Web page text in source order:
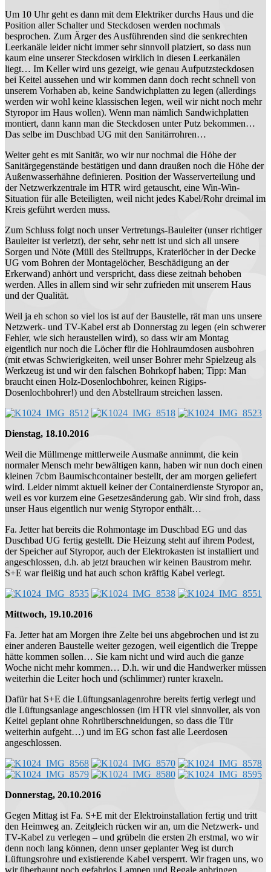
Um 10 Uhr geht es dann mit dem Elektriker durchs Haus und die
Position aller Schalter und Steckdosen werden nochmals
besprochen. Zum Ärger des Ausführenden sind die senkrechten
Leerkanäle leider nicht immer sehr sinnvoll platziert, so dass nun
kaum eine unserer Steckdosen wirklich in diesen Leerkanälen
liegt… Im Keller wird uns gezeigt, wie genau Aufputzsteckdosen
bei Keitel aussehen und wir kommen dann doch recht schnell von
unserem Vorhaben ab, keine Sandwichplatten zu legen (allerdings
werden wir wohl keine klassischen legen, weil wir nicht noch mehr
Styropor im Haus wollen). Wenn man nämlich Sandwichplatten
montiert, dann kann man die Steckdosen unter Putz bekommen…
Das selbe im Duschbad UG mit den Sanitärrohren…
Weiter geht es mit Sanitär, wo wir nur nochmal die Höhe der
Sanitärgegenstände bestätigen und dann draußen noch die Höhe der
Außenwasserhähne definieren. Position der Wasserverteilung und
der Netzwerkzentrale im HTR wird getauscht, eine Win-Win-
Situation für alle Beteiligten, weil nicht jedes Kabel/Rohr dreimal im
Kreis geführt werden muss.
Zum Schluss folgt noch unser Vertretungs-Bauleiter (unser richtiger
Bauleiter ist verletzt), der sehr, sehr nett ist und sich all unsere
Sorgen und Nöte (Müll des Stelltrupps, Kraterlöcher in der Decke
UG vom Bohren der Montagelöcher, Beschädigung an der
Erkerwand) anhört und verspricht, dass diese zeitnah behoben
werden. Alles in allem sind wir sehr zufrieden mit unserem Haus
und der Qualität.
Weil ja eh schon so viel los ist auf der Baustelle, rät man uns unsere
Netzwerk- und TV-Kabel erst ab Donnerstag zu legen (ein schwerer
Fehler, wie sich heraustellen wird), so dass wir am Montag
eigentlich nur noch die Löcher für die Hohlraumdosen ausbohren
(mit etwas Schwierigkeiten, weil unser Bohrer mehr Spielzeug als
Werkzeug ist und wir den falschen Bohrkopf haben; Tipp: Man
braucht einen Holz-Dosenlochbohrer, keinen Rigips-
Dosenlochbohrer!) und den Abstellraum streichen lassen.
Dienstag, 18.10.2016
Weil die Müllmenge mittlerweile Ausmaße annimmt, die kein
normaler Mensch mehr bewältigen kann, haben wir nun doch einen
kleinen 7cbm Baumischcontainer bestellt, der am morgen geliefert
wird. Leider nimmt aktuell keiner der Containerdienste Styropor an,
weil es vor kurzem eine Gesetzesänderung gab. Wir sind froh, dass
unser Haus eigentlich nur wenig Styropor enthält…
Fa. Jetter hat bereits die Rohmontage im Duschbad EG und das
Duschbad UG fertig gestellt. Die Heizung steht auf ihrem Podest,
der Speicher auf Styropor, auch der Elektrokasten ist installiert und
angeschlossen, d.h. ab jetzt brauchen wir keinen Baustrom mehr.
S+E war fleißig und hat auch schon kräftig Kabel verlegt.
Mittwoch, 19.10.2016
Fa. Jetter hat am Morgen ihre Zelte bei uns abgebrochen und ist zu
einer anderen Baustelle weiter gezogen, weil eigentlich die Treppe
hätte kommen sollen… Sie kam nicht und wird auch die ganze
Woche nicht mehr kommen… D.h. wir und die Handwerker müssen
weiterhin die Leiter hoch und (schlimmer) runter kraxeln.
Dafür hat S+E die Lüftungsanlagenrohre bereits fertig verlegt und
die Lüftungsanlage angeschlossen (im HTR viel sinnvoller, als von
Keitel geplant ohne Rohrüberschneidungen, so dass die Tür
weiterhin aufgeht…) und im EG schon fast alle Leerdosen
angeschlossen.
Donnerstag, 20.10.2016
Gegen Mittag ist Fa. S+E mit der Elektroinstallation fertig und tritt
den Heimweg an. Zeitgleich rücken wir an, um die Netzwerk- und
TV-Kabel zu verlegen – und grübeln die ersten 2h erstmal, wo wir
denn noch lang können, denn unser geplanter Weg ist durch
Lüftungsrohre und existierende Kabel versperrt. Wir fragen uns, wo